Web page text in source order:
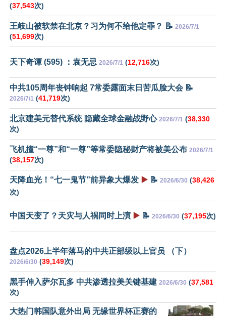
(37,543次)
王岐山被软禁在北京？习为何不给他定罪？ 📝 2026/7/1
(51,699次)
天下奇谭 (595) ：袁无忌 2026/7/1 (12,716次)
中共105周年丧钟响起 7常委露面末日苦瓜脸大会 📝
2026/7/1 (41,719次)
北京建美元替代系统 隐藏全球金融战野心 2026/7/1 (38,330
次)
飞机撞“一尊”和“一尊”等常委隐秘财产将被美公布 2026/7/1
(38,157次)
天降血光！“七一鬼节”前异象大爆发 ▶️ 📝 2026/6/30 (38,426
次)
中国天变了？天灾与人祸同时上演 ▶️ 📝 2026/6/30 (37,195次)
盘点2026上半年落马的中共正部级以上官员 （下）
2026/6/30 (39,149次)
黑手伸入萨尔瓦多 中共渗透拉美关键基建 2026/6/30 (37,581
次)
大热门韩国队意外出局 无缘世界杯正赛的